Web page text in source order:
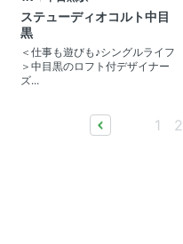
ステューディオコルト中目
黒
＜仕事も遊びも♪シングルライフ
＞中目黒のロフト付デザイナー
ズ...
prev1 2